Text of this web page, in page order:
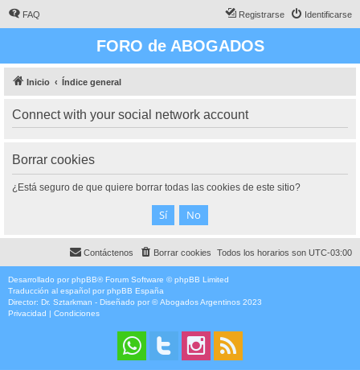
FAQ Identificarse
Registrarse
FORO de ABOGADOS
Inicio Índice general
Connect with your social network account
Borrar cookies
¿Está seguro de que quiere borrar todas las cookies de este sitio?
Todos los horarios son UTC-03:00
Borrar cookies
Contáctenos
Desarrollado por phpBB® Forum Software © phpBB Limited
Traducción al español por phpBB España
Director: Dr. Sztarkman - Diseñado por ©Abogados Argentinos 2023
Privacidad | Condiciones